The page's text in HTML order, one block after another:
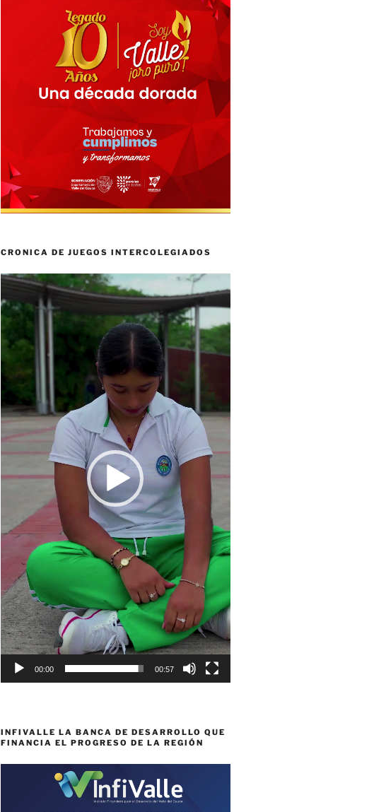
CRONICA DE JUEGOS INTERCOLEGIADOS
Reproductor
vídeo
00:00 00:57
INFIVALLE LA BANCA DE DESARROLLO QUE
FINANCIA EL PROGRESO DE LA REGIÓN